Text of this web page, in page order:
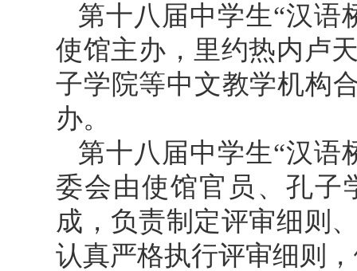
第十八届中学生“汉语
使馆主办，里约热内卢
子学院等中文教学机构
办。
第十八届中学生“汉语
委会由使馆官员、孔子
成，负责制定评审细则
认真严格执行评审细则